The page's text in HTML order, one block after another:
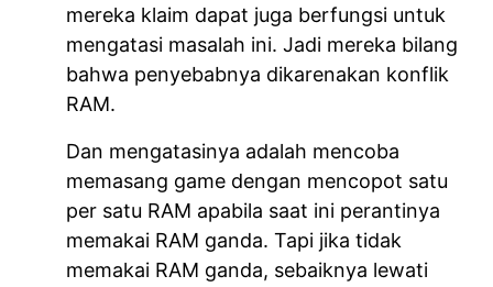
mereka klaim dapat juga berfungsi untuk
mengatasi masalah ini. Jadi mereka bilang
bahwa penyebabnya dikarenakan konflik
RAM.
Dan mengatasinya adalah mencoba
memasang game dengan mencopot satu
per satu RAM apabila saat ini perantinya
memakai RAM ganda. Tapi jika tidak
memakai RAM ganda, sebaiknya lewati